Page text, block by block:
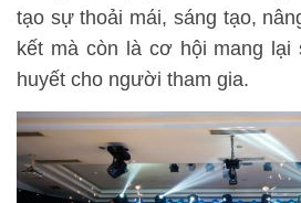
tạo sự thoải mái, sáng tạo,
kết mà còn là cơ hội mang
huyết cho người tham gia.